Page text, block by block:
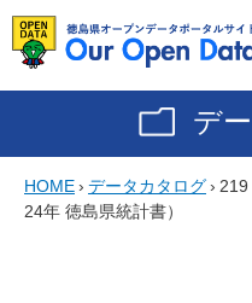
デ
HOME› データカタログ›
24年 徳島県統計書）